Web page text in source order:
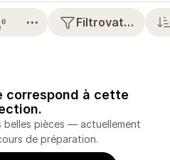
0 ⋯ Filtrovat…
correspond à cette
belles pièces — actuellement
de préparation.